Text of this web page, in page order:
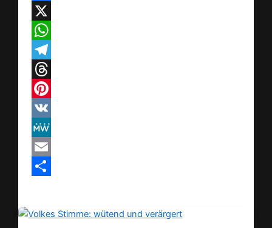
Facebook
X
WhatsApp
Telegram
Threads
Pinterest
VK
MeWe
Email